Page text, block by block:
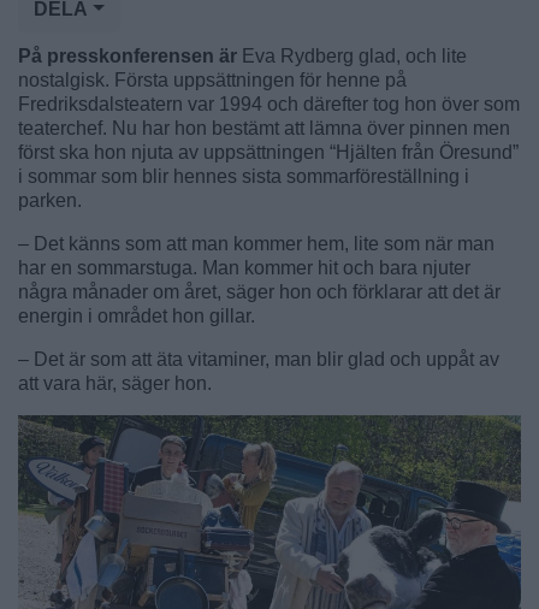
DELA
På presskonferensen är Eva Rydberg glad, och lite
nostalgisk. Första uppsättningen för henne på
Fredriksdalsteatern var 1994 och därefter tog hon över som
teaterchef. Nu har hon bestämt att lämna över pinnen men
först ska hon njuta av uppsättningen “Hjälten från Öresund”
i sommar som blir hennes sista sommarföreställning i
parken.
– Det känns som att man kommer hem, lite som när man
har en sommarstuga. Man kommer hit och bara njuter
några månader om året, säger hon och förklarar att det är
energin i området hon gillar.
– Det är som att äta vitaminer, man blir glad och uppåt av
att vara här, säger hon.